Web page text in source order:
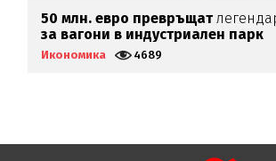
50 млн. евро превръщат
за вагони в индустриален парк
Икономика 4689